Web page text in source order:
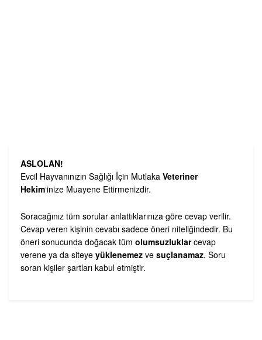
ASLOLAN!
Evcil Hayvanınızın Sağlığı İçin Mutlaka Veteriner
Hekim‘inize Muayene Ettirmenizdir.
Soracağınız tüm sorular anlattıklarınıza göre cevap verilir.
Cevap veren kişinin cevabı sadece öneri niteliğindedir. Bu
öneri sonucunda doğacak tüm olumsuzluklarcevap
verene ya da siteye yüklenemez ve suçlanamaz. Soru
soran kişiler şartları kabul etmiştir.